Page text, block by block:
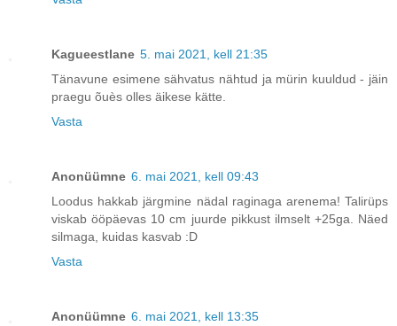
Kagueestlane 5. mai 2021, kell 21:35
Tänavune esimene sähvatus nähtud ja mürin kuuldud - jäin
praegu õuès olles äikese kätte.
Vasta
Anonüümne 6. mai 2021, kell 09:43
Loodus hakkab järgmine nädal raginaga arenema! Talirüps
viskab ööpäevas 10 cm juurde pikkust ilmselt +25ga. Näed
silmaga, kuidas kasvab :D
Vasta
Anonüümne 6. mai 2021, kell 13:35